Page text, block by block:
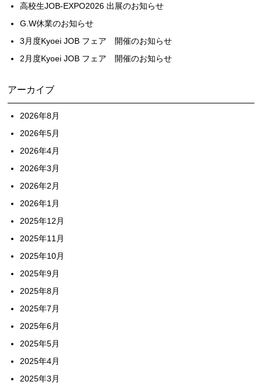
高校生JOB-EXPO2026 出展のお知らせ
G.W休業のお知らせ
3月度Kyoei JOB フェア 開催のお知らせ
2月度Kyoei JOB フェア 開催のお知らせ
アーカイブ
2026年8月
2026年5月
2026年4月
2026年3月
2026年2月
2026年1月
2025年12月
2025年11月
2025年10月
2025年9月
2025年8月
2025年7月
2025年6月
2025年5月
2025年4月
2025年3月